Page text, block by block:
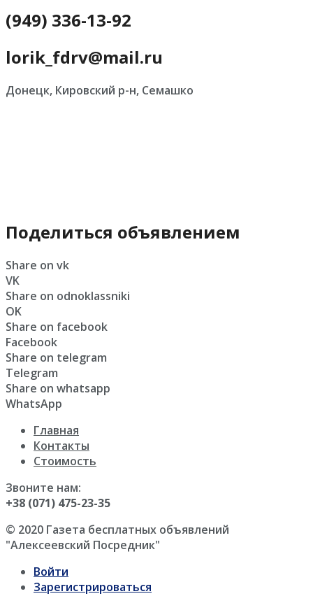
(949) 336-13-92
lorik_fdrv@mail.ru
Донецк, Кировский р-н, Семашко
Поделиться объявлением
Share on vk
VK
Share on odnoklassniki
OK
Share on facebook
Facebook
Share on telegram
Telegram
Share on whatsapp
WhatsApp
Главная
Контакты
Стоимость
Звоните нам:
+38 (071) 475-23-35
© 2020 Газета бесплатных объявлений
"Алексеевский Посредник"
Войти
Зарегистрироваться